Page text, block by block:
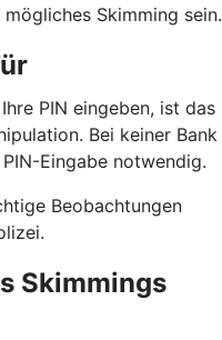
Skimming sein.
PIN eingeben, ist das
Bei keiner Bank
Eingabe notwendig.
Beobachtungen
Skimmings